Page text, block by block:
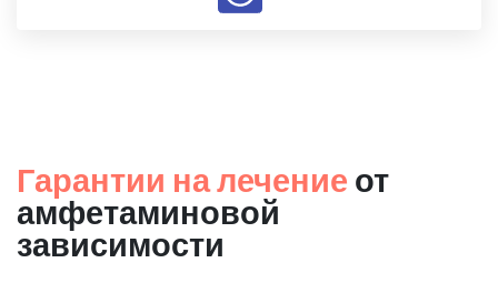
Гарантии на лечение от
амфетаминовой
зависимости